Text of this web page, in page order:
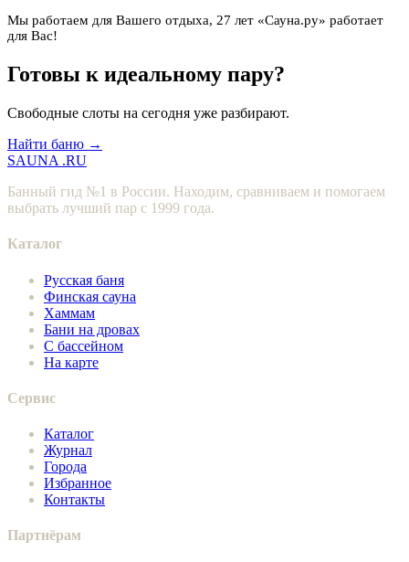
Мы работаем для Вашего отдыха, 27 лет «Сауна.ру» работает
для Вас!
Готовы к идеальному пару?
Свободные слоты на сегодня уже разбирают.
Найти баню →
SAUNA .RU
Банный гид №1 в России. Находим, сравниваем и помогаем
выбрать лучший пар с 1999 года.
Каталог
Русская баня
Финская сауна
Хаммам
Бани на дровах
С бассейном
На карте
Сервис
Каталог
Журнал
Города
Избранное
Контакты
Партнёрам